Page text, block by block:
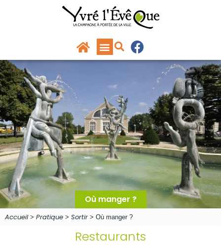
Panneau de gestion des cookies
Où manger ?
Accueil> Pratique > Sortir > Où manger ?
Restaurants